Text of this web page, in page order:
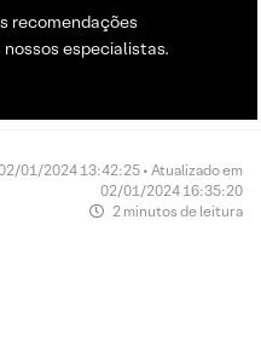
recomendações
especialistas.
01/2024 13:42:25 • Atualizado em
02/01/2024 16:35:20
2 minutos de leitura